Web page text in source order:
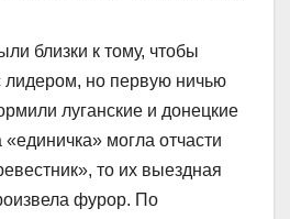
близки к тому, чтобы
лидером, но первую ничью
луганские и донецкие
могла отчасти
то их выездная
фурор. По